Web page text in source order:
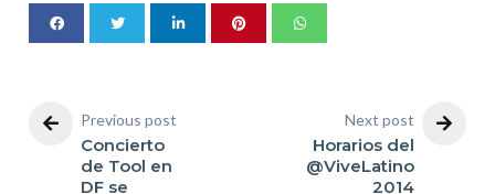
Previous post
Concierto
de Tool en
DF se
Next post
Horarios del
@ViveLatino
2014